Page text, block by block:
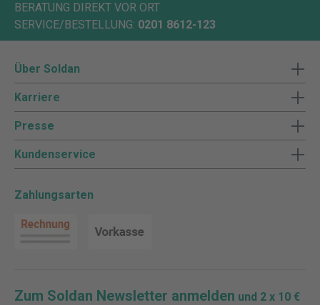
BERATUNG DIREKT VOR ORT
SERVICE/BESTELLUNG: 0201 8612-123
Über Soldan
Karriere
Presse
Kundenservice
Zahlungsarten
Zum Soldan Newsletter anmelden und 2 x 10 €